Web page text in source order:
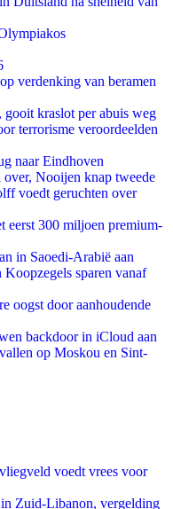
verdenking van beramen
kraslot per abuis weg
terrorisme veroordeelden
naar Eindhoven
Nooijen knap tweede
voedt geruchten over
eerst 300 miljoen premium-
in Saoedi-Arabië aan
sparen vanaf
oogst door aanhoudende
backdoor in iCloud aan
op Moskou en Sint-
voedt vrees voor
Zuid-Libanon, vergelding